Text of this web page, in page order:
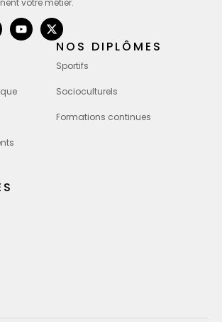
votre métier.
NOS DIPLÔMES
Sportifs
Socioculturels
Formations continues